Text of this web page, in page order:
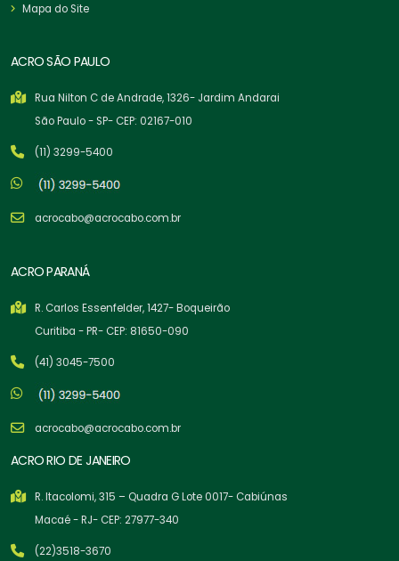
Mapa do Site
ACRO SÃO PAULO
Rua Nilton C de Andrade, 1326- Jardim Andarai
São Paulo - SP- CEP: 02167-010
(11) 3299-5400
acrocabo@acrocabo.com.br
ACRO PARANÁ
R. Carlos Essenfelder, 1427- Boqueirão
Curitiba - PR- CEP: 81650-090
(41) 3045-7500
acrocabo@acrocabo.com.br
ACRO RIO DE JANEIRO
R. Itacolomi, 315 – Quadra G Lote 0017- Cabiúnas
Macaé - RJ- CEP: 27977-340
(22)3518-3670